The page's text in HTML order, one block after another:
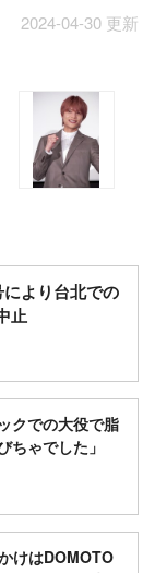
2024-04-30 更新
より台北での
止
クでの大役で脂
ちゃでした」
けはDOMOTO